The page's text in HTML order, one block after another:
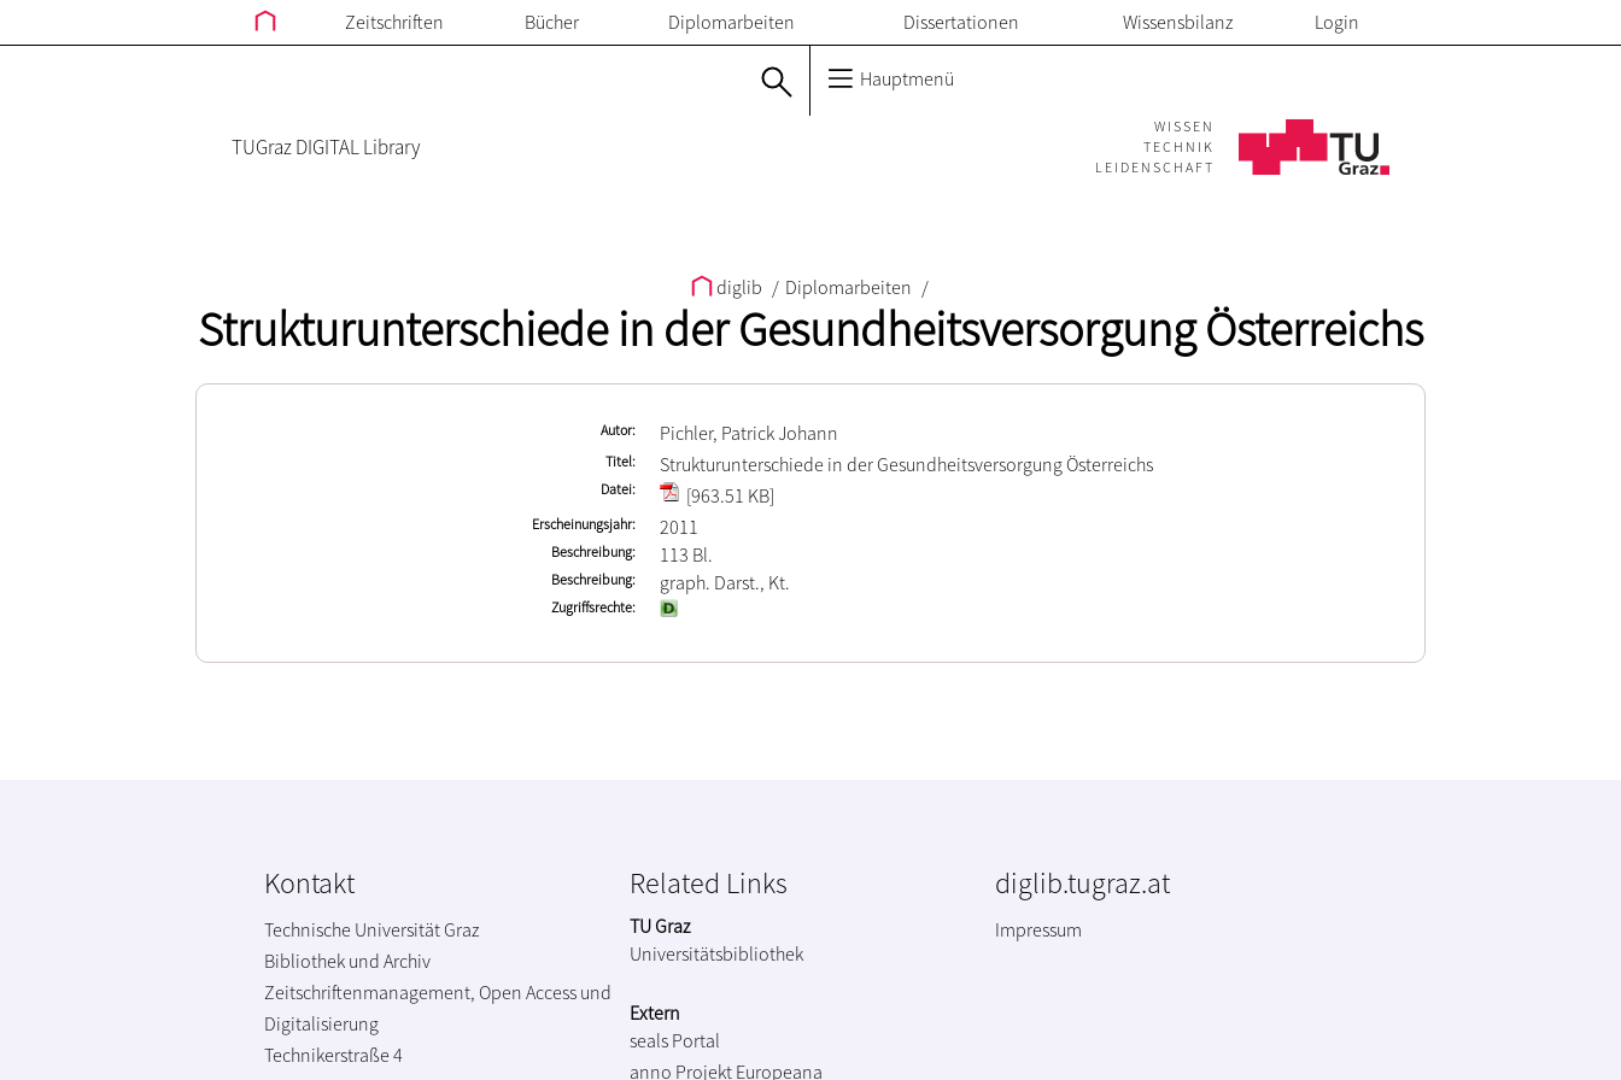
Zeitschriften Bücher Diplomarbeiten Dissertationen Wissensbilanz Login
Hauptmenü
TUGraz DIGITAL Library
WISSEN
TECHNIK
LEIDENSCHAFT
diglib / Diplomarbeiten /
Strukturunterschiede in der Gesundheitsversorgung Österreichs
Autor Pichler, Patrick Johann
Titel Strukturunterschiede in der Gesundheitsversorgung Österreichs
Datei [963.51 KB]
Erscheinungsjahr 2011
Beschreibung 113 Bl.
Beschreibung graph. Darst., Kt.
Zugriffsrechte
Kontakt
Technische Universität Graz
Bibliothek und Archiv
Zeitschriftenmanagement, Open Access und
Digitalisierung
Technikerstraße 4
Related Links
TU Graz
Universitätsbibliothek
Extern
seals Portal
anno Projekt Europeana
diglib.tugraz.at
Impressum